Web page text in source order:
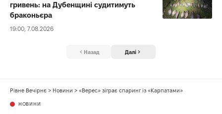
гривень: на Дубенщині судитимуть
браконьєра
19:00, 7.08.2026
Назад Далі
Рівне Вечірнє > Новини > «Верес» зіграє спаринг із «Карпатами»
НОВИНИ